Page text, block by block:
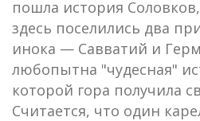
пошла история Соловков,
здесь поселились два
инока — Савватий и
любопытна "чудесная"
которой гора получила
Считается, что один